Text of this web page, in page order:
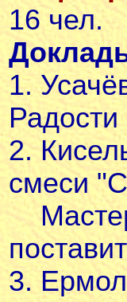
16 чел.
1.
Радости
2.
смеси
3.